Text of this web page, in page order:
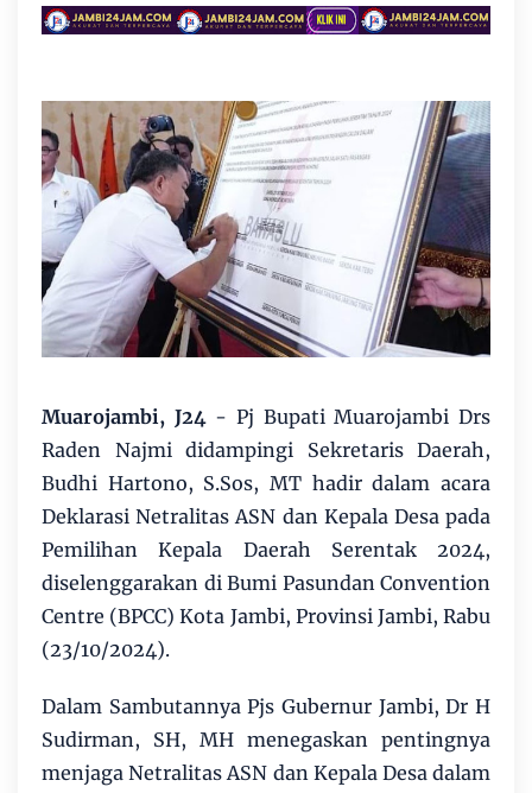
Muarojambi, J24 - Pj Bupati Muarojambi Drs
Raden Najmi didampingi Sekretaris Daerah,
Budhi Hartono, S.Sos, MT hadir dalam acara
Deklarasi Netralitas ASN dan Kepala Desa pada
Pemilihan Kepala Daerah Serentak 2024,
diselenggarakan di Bumi Pasundan Convention
Centre (BPCC) Kota Jambi, Provinsi Jambi, Rabu
(23/10/2024).
Dalam Sambutannya Pjs Gubernur Jambi, Dr H
Sudirman, SH, MH menegaskan pentingnya
menjaga Netralitas ASN dan Kepala Desa dalam